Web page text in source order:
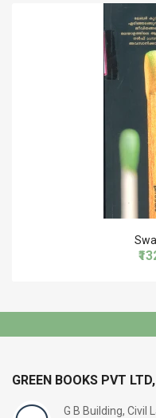
GREEN BOOKS PVT LTD,
G B Building, Civil